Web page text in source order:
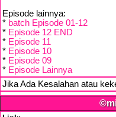
Episode lainnya:
* batch Episode 01-12
* Episode 12 END
* Episode 11
* Episode 10
* Episode 09
* Episode Lainnya
Jika Ada Kesalahan atau